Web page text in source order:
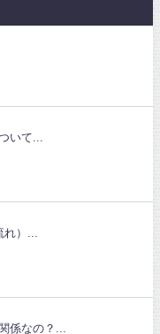
いて...
）...
係なの？...